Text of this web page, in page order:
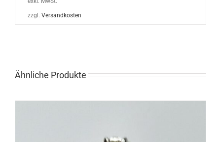
zzgl. Versandkosten
Ähnliche Produkte